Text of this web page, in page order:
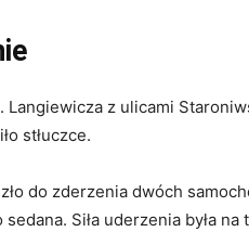
z ulicami
stłuczce.
do zderzenia dwóch
Siła uderzenia była